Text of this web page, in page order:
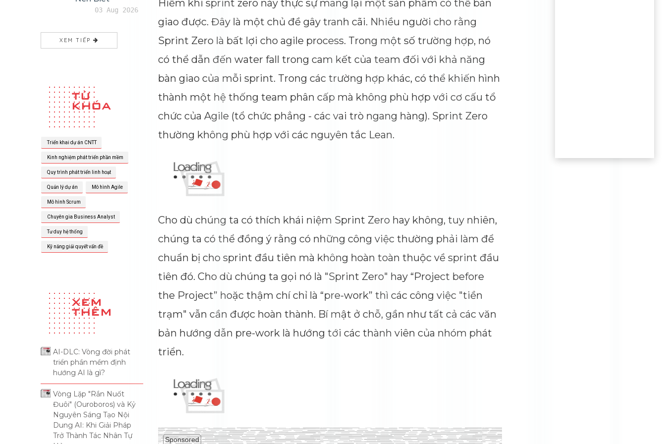
Chinamaxxing Là Gì? Vì Sao
Gen Z Phương Tây Đột Nhiên
Muốn "sống Như Người Trung
Quốc"?
Singularity (Điểm Kì Dị): Khi Mọi
Quy Luật Đều Ngừng Đúng
Xây Dựng Backlink Và Uy Tín
Thương Hiệu: Khám Phá Các
Nền Tảng B2B Directory Và
Article Platform
Hiếm khi sprint zero này thực sự mang lại một sản phẩm có thể bàn
giao được. Đây là một chủ đề gây tranh cãi. Nhiều người cho rằng
Sprint Zero là bất lợi cho agile process. Trong một số trường hợp, nó
có thể dẫn đến water fall trong cam kết của team đối với khả năng
bàn giao của mỗi sprint. Trong các trường hợp khác, có thể khiến hình
thành một hệ thống team phân cấp mà không phù hợp với cơ cấu tổ
chức của Agile (tổ chức phẳng - các vai trò ngang hàng). Sprint Zero
thường không phù hợp với các nguyên tắc Lean.
Cho dù chúng ta có thích khái niệm Sprint Zero hay không, tuy nhiên,
chúng ta có thể đồng ý rằng có những công việc thường phải làm để
chuẩn bị cho sprint đầu tiên mà không hoàn toàn thuộc về sprint đầu
tiên đó. Cho dù chúng ta gọi nó là "Sprint Zero" hay “Project before
the Project” hoặc thậm chí chỉ là “pre-work” thì các công việc "tiền
trạm" vẫn cần được hoàn thành. Bí mật ở chỗ, gần như tất cả các văn
bản hướng dẫn pre-work là hướng tới các thành viên của nhóm phát
Sponsored